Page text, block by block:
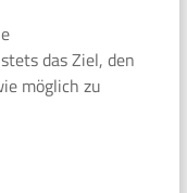
das Ziel, den
möglich zu